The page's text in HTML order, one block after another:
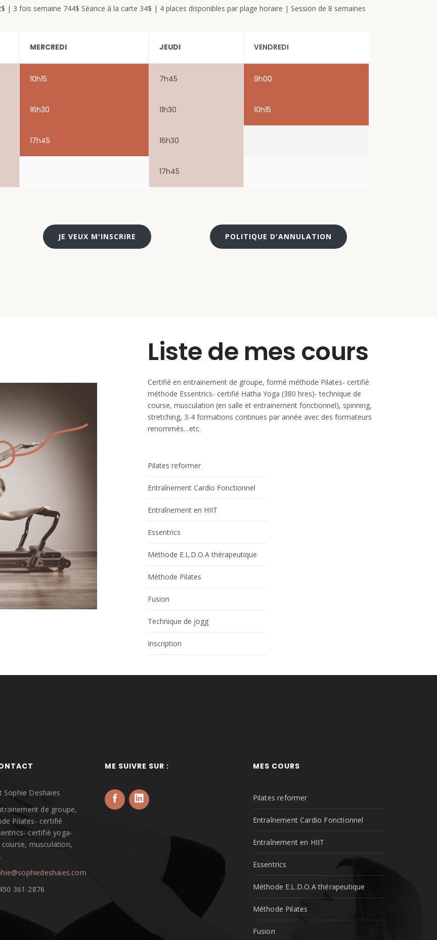
| 3 fois semaine 744$ Séance à la carte 34$ | 4 places disponibles par plage horaire | Session de 8 semaines
MERCREDI JEUDI VENDREDI
10h15 7h45 9h00
16h30 11h30 10h15
17h45 16h30
17h45
JE VEUX M'INSCRIRE POLITIQUE D'ANNULATION
Liste de mes cours
Certifié en entrainement de groupe, formé méthode Pilates- certifié
méthode Essentrics- certifié Hatha Yoga (380 hres)- technique de
course, musculation (en salle et entrainement fonctionnel), spinning,
stretching, 3-4 formations continues par année avec des formateurs
renommés…etc.
Pilates reformer
Entraînement Cardio Fonctionnel
Entraînement en HIIT
Essentrics
Méthode E.L.D.O.A thérapeutique
Méthode Pilates
Fusion
Technique de jogg
Inscription
Sophie Deshaies
de groupe,
Pilates- certifié
certifié yoga-
musculation,
361-2876
ME SUIVRE SUR : MES COURS
Pilates reformer
Entraînement Cardio Fonctionnel
Entraînement en HIIT
Essentrics
Méthode E.L.D.O.A thérapeutique
Méthode Pilates
Fusion